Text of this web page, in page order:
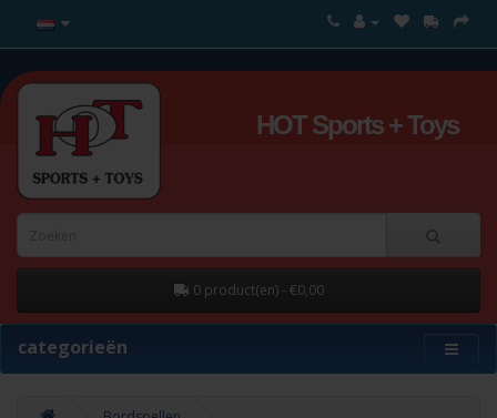
HOT Sports + Toys
0 product(en) - €0,00
categorieën